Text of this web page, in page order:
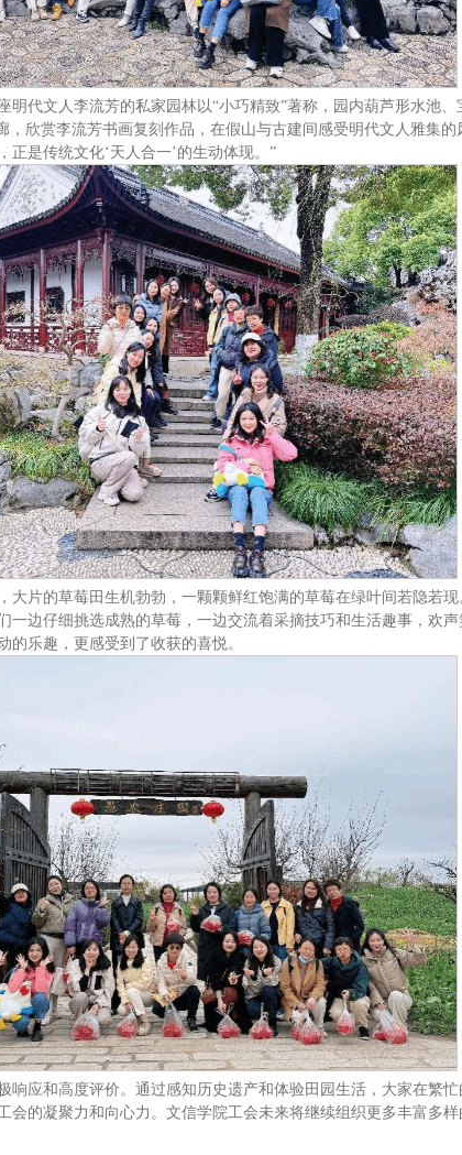
明代文人李流芳的私家园林以“小巧精致”著称，园内葫芦形水池
，欣赏李流芳书画复刻作品，在假山与古建间感受明代文人雅集的
是传统文化‘天人合一’的生动体现。”
大片的草莓田生机勃勃，一颗颗鲜红饱满的草莓在绿叶间若隐若
边仔细挑选成熟的草莓，一边交流着采摘技巧和生活趣事，欢声
乐趣，更感受到了收获的喜悦。
响应和高度评价。通过感知历史遗产和体验田园生活，大家在繁
会的凝聚力和向心力。文信学院工会未来将继续组织更多丰富多